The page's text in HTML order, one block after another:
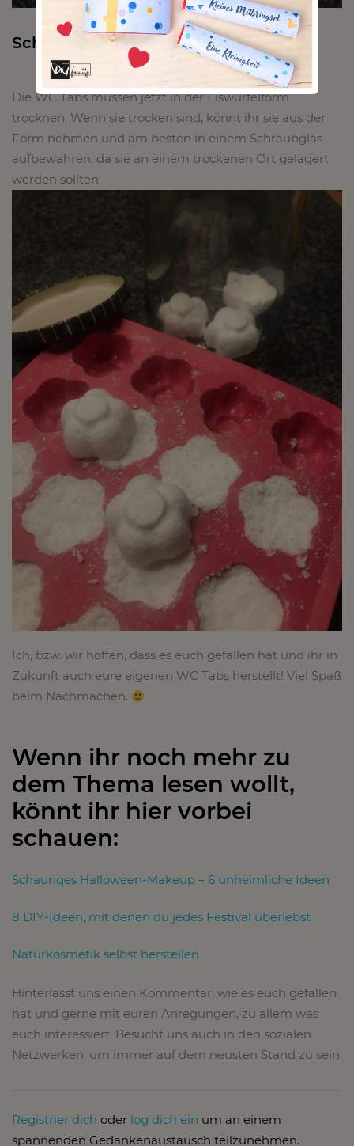
Schritt 4: Trocknen lassen
Die WC Tabs müssen jetzt in der Eiswürfelform
trocknen. Wenn sie trocken sind, könnt ihr sie aus der
Form nehmen und am besten in einem Schraubglas
aufbewahren, da sie an einem trockenen Ort gelagert
werden sollten.
Ich, bzw. wir hoffen, dass es euch gefallen hat und ihr in
Zukunft auch eure eigenen WC Tabs herstellt! Viel Spaß
beim Nachmachen.
Wenn ihr noch mehr zu
dem Thema lesen wollt,
könnt ihr hier vorbei
schauen:
Schauriges Halloween-Makeup – 6 unheimliche Ideen
8 DIY-Ideen, mit denen du jedes Festival überlebst
Naturkosmetik selbst herstellen
Hinterlasst uns einen Kommentar, wie es euch gefallen
hat und gerne mit euren Anregungen, zu allem was
euch interessiert. Besucht uns auch in den sozialen
Netzwerken, um immer auf dem neusten Stand zu sein.
Registrier dich oder log dich ein um an einem
spannenden Gedankenaustausch teilzunehmen.